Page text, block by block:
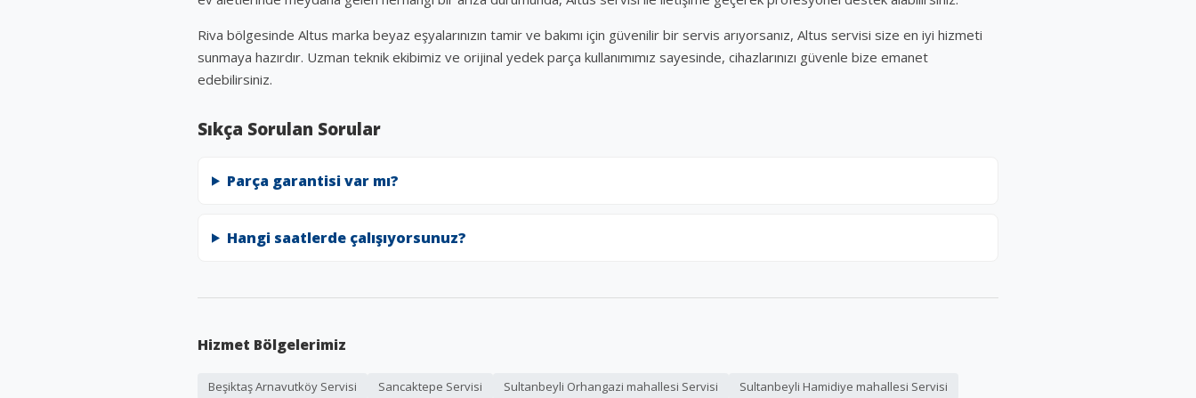
Riva bölgesinde Altus marka beyaz eşyalarınızın tamir ve bakımı için güvenilir bir servis arıyorsanız, Altus servisi size en iyi hizmeti
sunmaya hazırdır. Uzman teknik ekibimiz ve orijinal yedek parça kullanımımız sayesinde, cihazlarınızı güvenle bize emanet
edebilirsiniz.
Sıkça Sorulan Sorular
Parça garantisi var mı?
Hangi saatlerde çalışıyorsunuz?
Hizmet Bölgelerimiz
Beşiktaş Arnavutköy Servisi Sancaktepe Servisi Sultanbeyli Orhangazi mahallesi Servisi Sultanbeyli Hamidiye mahallesi Servisi